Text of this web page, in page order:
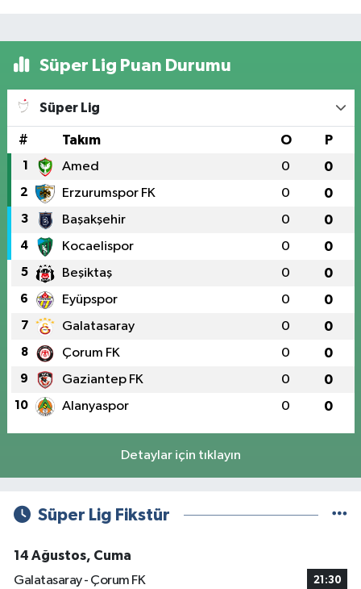
Süper Lig Puan Durumu
Süper Lig
# Takım O P
1 Amed 0 0
2 Erzurumspor FK 0 0
3 Başakşehir 0 0
4 Kocaelispor 0 0
5 Beşiktaş 0 0
6 Eyüpspor 0 0
7 Galatasaray 0 0
8 Çorum FK 0 0
9 Gaziantep FK 0 0
10 Alanyaspor 0 0
Detaylar için tıklayın
Süper Lig Fikstür
14 Ağustos, Cuma
Galatasaray - Çorum FK
21:30